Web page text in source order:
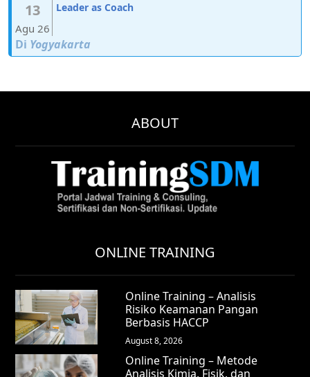
13
Agu 26
Leader as Coach
Di Yogyakarta
ABOUT
ONLINE TRAINING
Online Training – Analisis
Risiko Keamanan Pangan
Berbasis HACCP
August 8, 2026
Online Training – Metode
Analisis Kimia, Fisik, dan